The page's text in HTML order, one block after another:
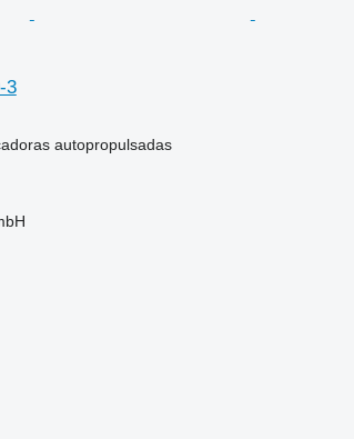
3
autopropulsadas